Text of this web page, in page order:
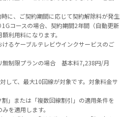
に、ご契約期間に応じて契約解除料が発生
コースの場合、契約期間2年間（自動更新
利用料になります。
るケーブルテレビウインクサービスのご
無制限プランの場合 基本料7,238円/月
して、最大10回線が対象です。対象料金サ
」または「複数回線割引」の適用条件を
を適用します。